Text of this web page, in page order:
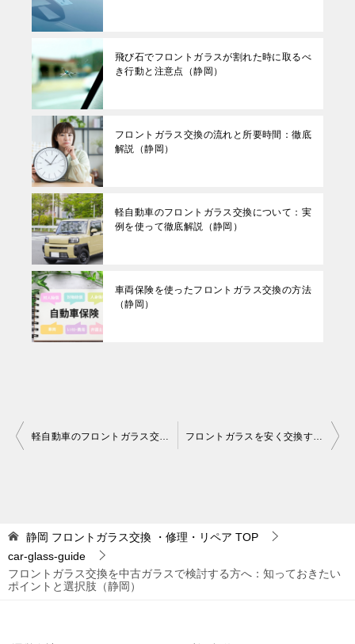
飛び石でフロントガラスが割れた時に取るべ
き行動と注意点（静岡）
フロントガラス交換の流れと所要時間：徹底
解説（静岡）
軽自動車のフロントガラス交換について：実
例を使って徹底解説（静岡）
車両保険を使ったフロントガラス交換の方法
（静岡）
投
ゲ
ー
シ
静岡 フロントガラス交換 ・修理・リペア TOP
car-glass-guide
フロントガラス交換を中古ガラスで検討する方へ：知っておきたい
ポイントと選択肢（静岡）